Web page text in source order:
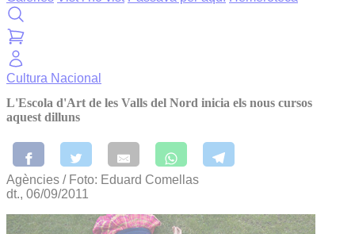
Cultura Nacional
L'Escola d'Art de les Valls del Nord inicia els nous cursos
aquest dilluns
Agències / Foto: Eduard Comellas
dt., 06/09/2011